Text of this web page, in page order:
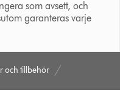
som avsett, och
garanteras varje
och tillbehör